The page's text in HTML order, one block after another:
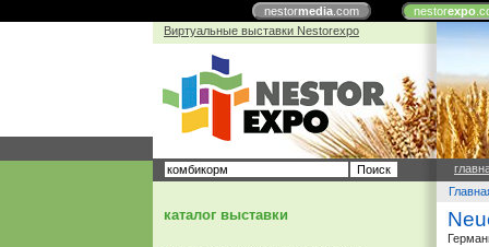
nestormedia.com nestorexpo
Виртуальные выставки Nestorexpo
каталог выставки